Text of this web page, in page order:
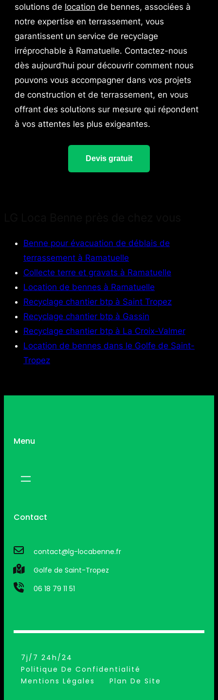
solutions de location de bennes, associées à
notre expertise en terrassement, vous
garantissent un service de recyclage
irréprochable à Ramatuelle. Contactez-nous
dès aujourd’hui pour découvrir comment nous
pouvons vous accompagner dans vos projets
de construction et de terrassement, en vous
offrant des solutions sur mesure qui répondent
à vos attentes les plus exigeantes.
Devis gratuit
Benne pour évacuation de déblais de
terrassement à Ramatuelle
Collecte terre et gravats à Ramatuelle
Location de bennes à Ramatuelle
Recyclage chantier btp à Saint Tropez
Recyclage chantier btp à Gassin
Recyclage chantier btp à La Croix-Valmer
Location de bennes dans le Golfe de Saint-
Tropez
Menu
Contact
contact@lg-locabenne.fr
Golfe de Saint-Tropez
06 18 79 11 51
7j/7 24h/24
Politique De Confidentialité
Mentions Légales
Plan De Site